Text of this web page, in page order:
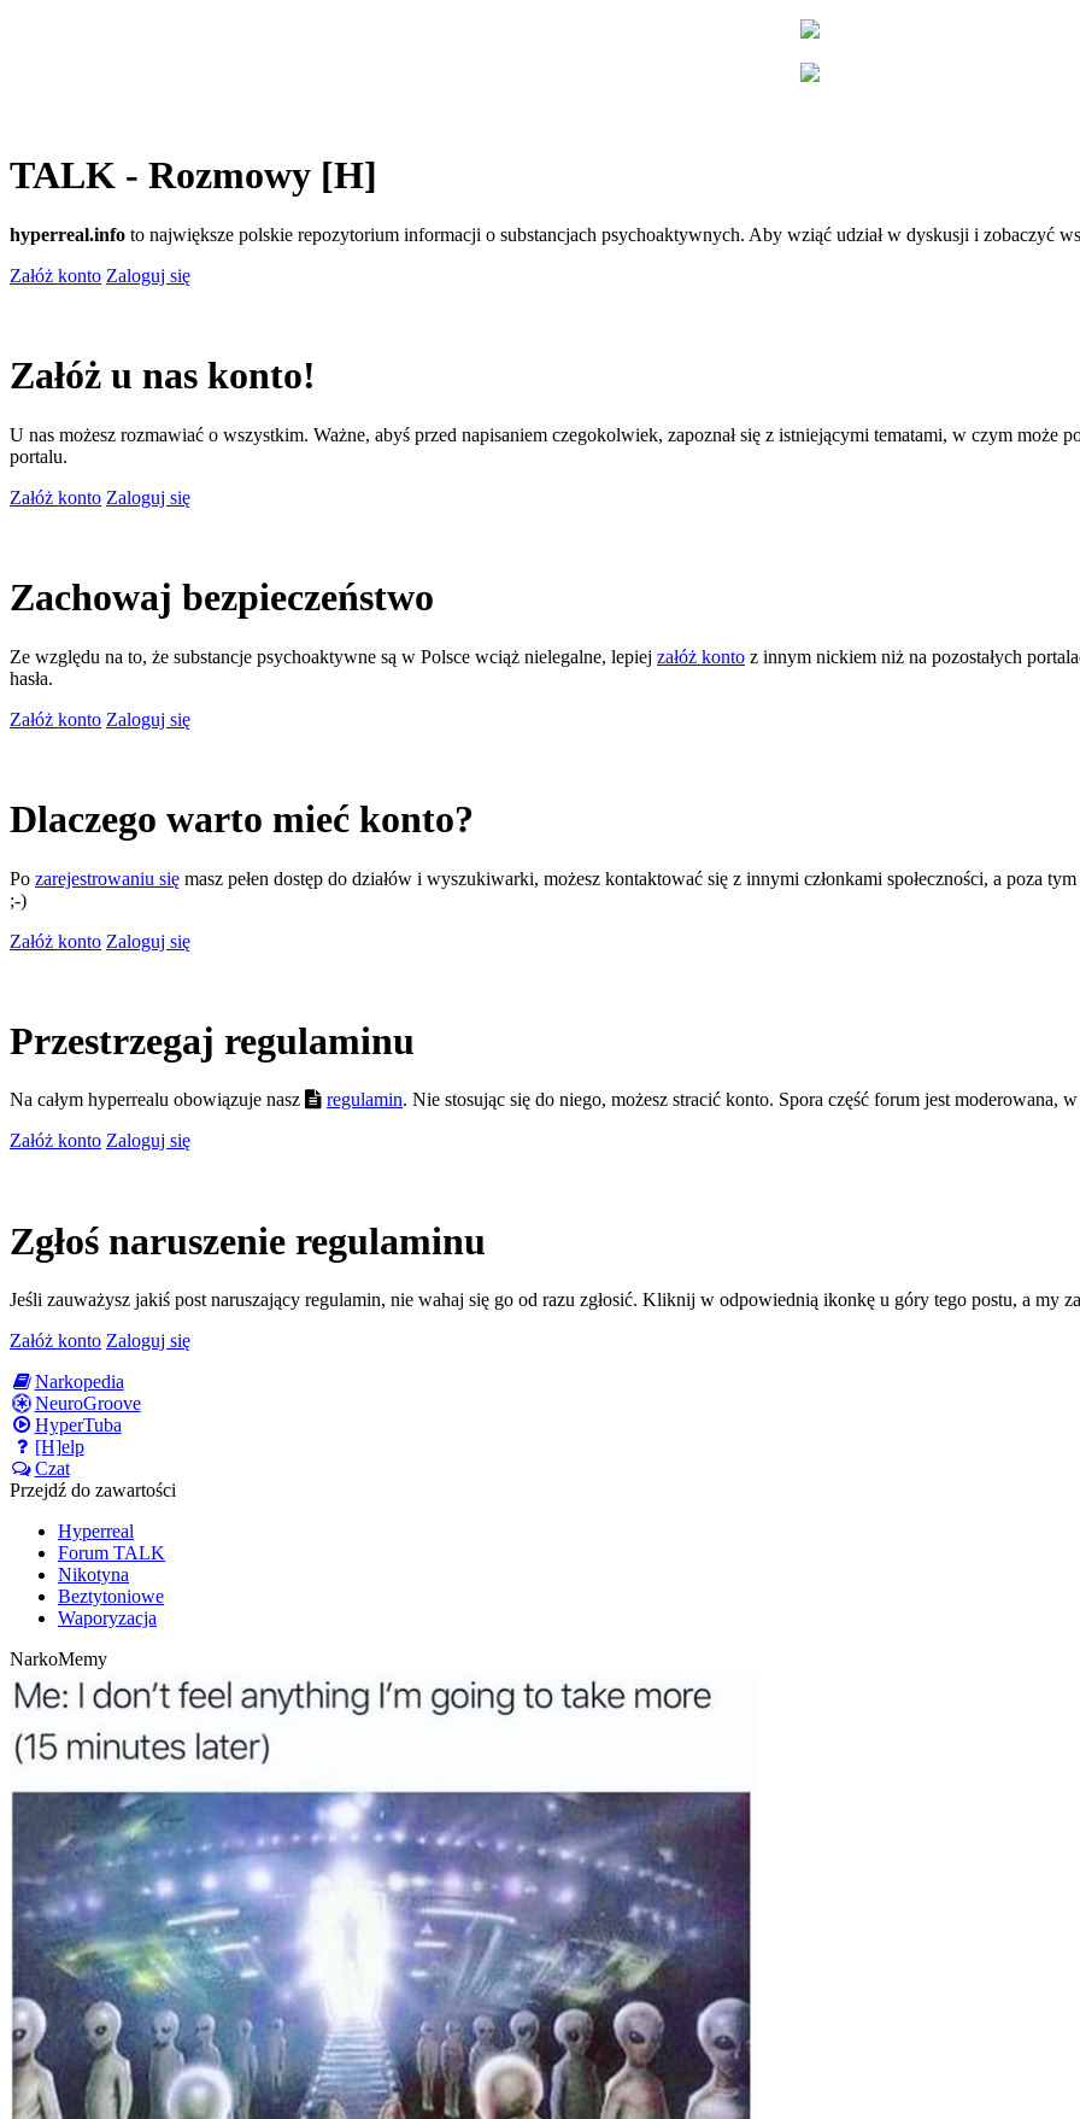
TALK - Rozmowy [H]
hyperreal.info to największe polskie repozytorium informacji o substancjach psychoaktywnych. Aby wziąć udział w dyskusji i zobaczyć
Załóż konto Zaloguj się
Załóż u nas konto!
U nas możesz rozmawiać o wszystkim. Ważne, abyś przed napisaniem czegokolwiek, zapoznał się z istniejącymi tematami, w czym może
portalu.
Załóż konto Zaloguj się
Zachowaj bezpieczeństwo
Ze względu na to, że substancje psychoaktywne są w Polsce wciąż nielegalne, lepiej załóż konto z innym nickiem niż na pozostałych
hasła.
Załóż konto Zaloguj się
Dlaczego warto mieć konto?
Po zarejestrowaniu się masz pełen dostęp do działów i wyszukiwarki, możesz kontaktować się z innymi członkami społeczności, a poza
;-)
Załóż konto Zaloguj się
Przestrzegaj regulaminu
Na całym hyperrealu obowiązuje nasz regulamin. Nie stosując się do niego, możesz stracić konto. Spora część forum jest moderowana,
Załóż konto Zaloguj się
Zgłoś naruszenie regulaminu
Jeśli zauważysz jakiś post naruszający regulamin, nie wahaj się go od razu zgłosić. Kliknij w odpowiednią ikonkę u góry tego postu, a my
Załóż konto Zaloguj się
Narkopedia
NeuroGroove
HyperTuba
[H]elp
Czat
Przejdź do zawartości
Hyperreal
Forum TALK
Nikotyna
Beztytoniowe
Waporyzacja
NarkoMemy